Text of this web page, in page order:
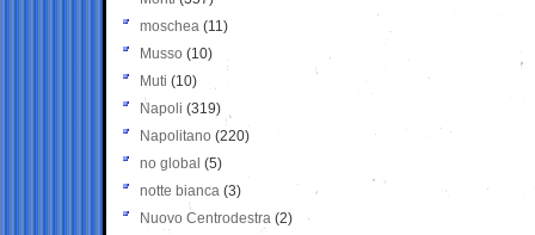
moschea (11)
Musso (10)
Muti (10)
Napoli (319)
Napolitano (220)
no global (5)
notte bianca (3)
Nuovo Centrodestra (2)